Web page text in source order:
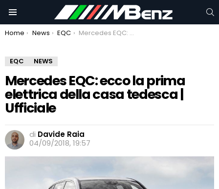
You are here:
Home News EQC Mercedes EQC: ecco la prima elettrica della casa tedesca | Ufficiale
EQC NEWS
Mercedes EQC: ecco la prima
elettrica della casa tedesca |
Ufficiale
di Davide Raia
04/09/2018, 19:57